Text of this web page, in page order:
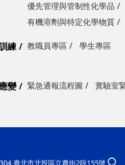
優先管理與管制性化學品
有機溶劑與特定化學物質
練 教職員專區 學生專區
變 緊急通報流程圖 實驗室
臺北市北投區立農街2段155號